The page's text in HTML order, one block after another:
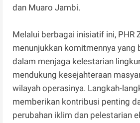
dan Muaro Jambi.
Melalui berbagai inisiatif ini, PHR
menunjukkan komitmennya yang
dalam menjaga kelestarian
mendukung kesejahteraan
wilayah operasinya. Langkah-
memberikan kontribusi penting
perubahan iklim dan pelestarian